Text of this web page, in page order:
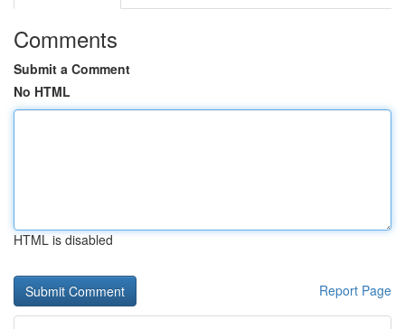
Comments
Submit a Comment
No HTML
HTML is disabled
Report Page